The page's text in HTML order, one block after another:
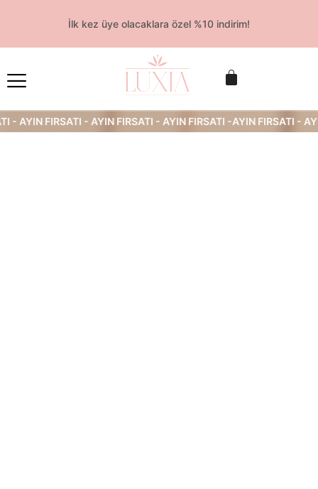
İlk kez üye olacaklara özel %10 indirim!
- AYIN FIRSATI - AYIN FIRSATI - AYIN FIRSATI -AYIN FIRSATI -